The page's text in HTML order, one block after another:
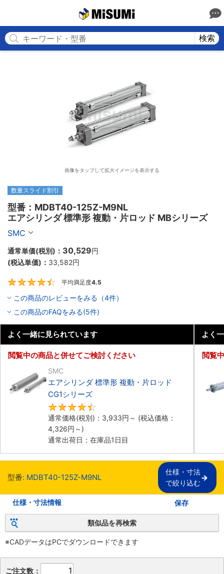
検索
画像をタップして拡大イメージを表示する
数量スライド割引
型番：MDBT40-125Z-M9NL
エアシリンダ 標準形 複動・片ロッド MBシリーズ
SMC
通常単価(税別)： 30,529円
(税込単価)： 33,582円
平均満足度4.5
この商品のレビューをみる（4件）
この商品のFAQをみる(5件)
よく一緒に見られています
閲覧中の商品と併せてご検討ください
SMC
エアシリンダ 標準形 複動・片ロッド
CG1シリーズ
通常価格(税別)： 3,933円 ～ (税込価格：
4,326円 ～)
通常出荷日：在庫品1日目
よく
閲覧
型番: MDBT40-125Z-M9NL
仕様・寸法
で絞り込む
仕様・寸法情報 保存
類似品を再検索
※CADデータはPCでダウンロードできます
ご注文数：